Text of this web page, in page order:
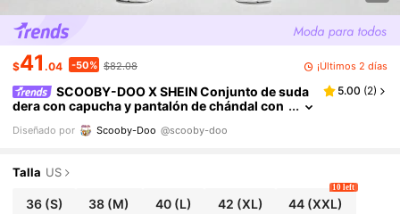
$41 .04 -50% $82.08 ¡Últimos 2 días
SCOOBY-DOO X SHEIN Conjunto de suda
dera con capucha y pantalón de chándal con
bre
5.00 (2)
Diseñado por Scooby-Doo @scooby-doo
Talla US
36(S) 38 (M) 40(L) 42 (XL) 44 (XXL)
10 left